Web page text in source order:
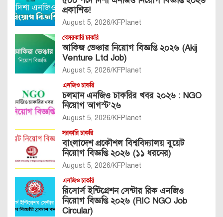
প্রকাশিত!
August 5, 2026 KFPlanet
বেসরকারি চাকরি
আকিজ ভেঞ্চার নিয়োগ বিজ্ঞপ্তি ২০২৬ (Akij
Venture Ltd Job)
August 5, 2026 KFPlanet
এনজিও চাকরি
চলমান এনজিও চাকরির খবর ২০২৬ : NGO
নিয়োগ আগস্ট’২৬
August 5, 2026 KFPlanet
সরকারি চাকরি
বাংলাদেশ প্রকৌশল বিশ্ববিদ্যালয় বুয়েট
নিয়োগ বিজ্ঞপ্তি ২০২৬ (১১ ধরনের)
August 5, 2026 KFPlanet
এনজিও চাকরি
রিসোর্স ইন্টিগ্রেশন সেন্টার রিক এনজিও
নিয়োগ বিজ্ঞপ্তি ২০২৬ (RIC NGO Job
Circular)